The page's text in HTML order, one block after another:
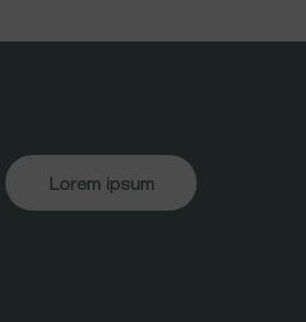
Lorem ipsum